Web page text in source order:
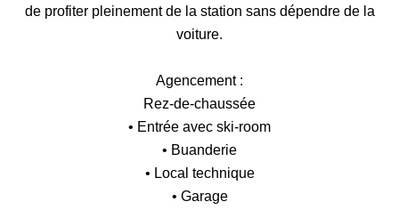
de profiter pleinement de la station sans dépendre de la
voiture.
Agencement :
Rez-de-chaussée
• Entrée avec ski-room
• Buanderie
• Local technique
• Garage